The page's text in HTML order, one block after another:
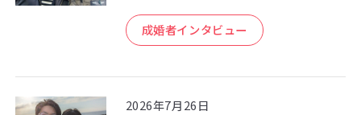
成婚者インタビュー
2026年7月26日